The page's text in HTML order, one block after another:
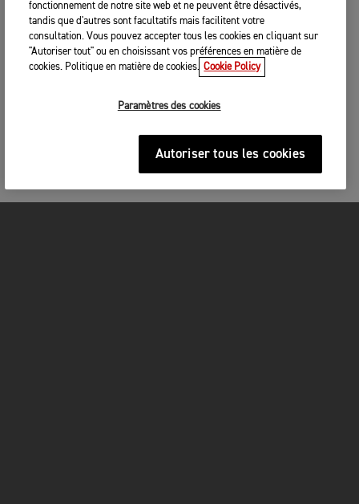
fonctionnement de notre site web et ne peuvent être désactivés,
tandis que d'autres sont facultatifs mais facilitent votre
consultation. Vous pouvez accepter tous les cookies en cliquant sur
"Autoriser tout" ou en choisissant vos préférences en matière de
cookies. Politique en matière de cookies. Cookie Policy
Paramètres des cookies
Autoriser tous les cookies